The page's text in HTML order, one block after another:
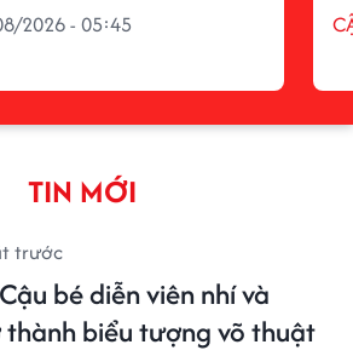
2026 - 05:45
TIN MỚI
trước
bé diễn viên nhí và
biểu tượng võ thuật